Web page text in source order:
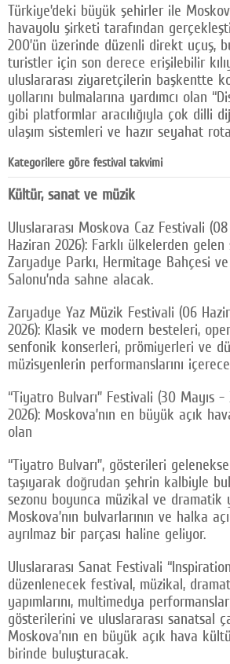
Türkiye’deki büyük şehirler ile
havayolu şirketi tarafından
200’ün üzerinde düzenli direkt uçuş,
turistler için son derece erişilebilir
uluslararası ziyaretçilerin başkentte
yollarını bulmalarına yardımcı olan
gibi platformlar aracılığıyla çok dilli
ulaşım sistemleri ve hazır seyahat
Kategorilere göre festival takvimi
Kültür, sanat ve müzik
Uluslararası Moskova Caz Festivali
Haziran 2026): Farklı ülkelerden gelen
Zaryadye Parkı, Hermitage Bahçesi
Salonu’nda sahne alacak.
Zaryadye Yaz Müzik Festivali (06
2026): Klasik ve modern besteleri,
senfonik konserleri, prömiyerleri ve
müzisyenlerin performanslarını
“Tiyatro Bulvarı” Festivali (30 Mayıs
2026): Moskova’nın en büyük açık
olan
“Tiyatro Bulvarı”, gösterileri
taşıyarak doğrudan şehrin kalbiyle
sezonu boyunca müzikal ve dramatik
Moskova’nın bulvarlarının ve halka
ayrılmaz bir parçası haline geliyor.
Uluslararası Sanat Festivali
düzenlenecek festival, müzikal,
yapımlarını, multimedya
gösterilerini ve uluslararası sanatsal
Moskova’nın en büyük açık hava
birinde buluşturacak.